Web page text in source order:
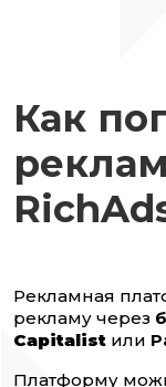
Как
Рекламная
рекламу через
Capitalist или
Платформу